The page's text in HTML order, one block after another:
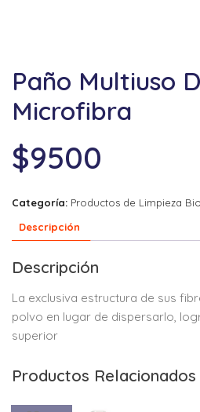
Paño Multiuso
Microfibra
$9500
Categoría: Productos de Limpieza
Descripción
Descripción
La exclusiva estructura de sus
polvo en lugar de dispersarlo,
superior
Productos Relacionados